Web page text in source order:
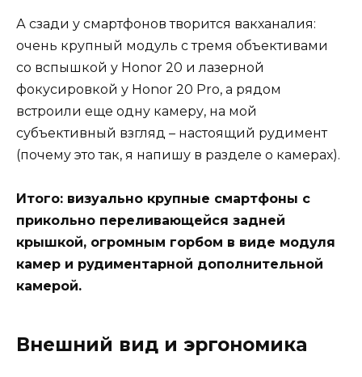
А сзади у смартфонов творится вакханалия:
очень крупный модуль с тремя объективами
со вспышкой у Honor 20 и лазерной
фокусировкой у Honor 20 Pro, а рядом
встроили еще одну камеру, на мой
субъективный взгляд – настоящий рудимент
(почему это так, я напишу в разделе о камерах).
Итого: визуально крупные смартфоны с
прикольно переливающейся задней
крышкой, огромным горбом в виде модуля
камер и рудиментарной дополнительной
камерой.
Внешний вид и эргономика